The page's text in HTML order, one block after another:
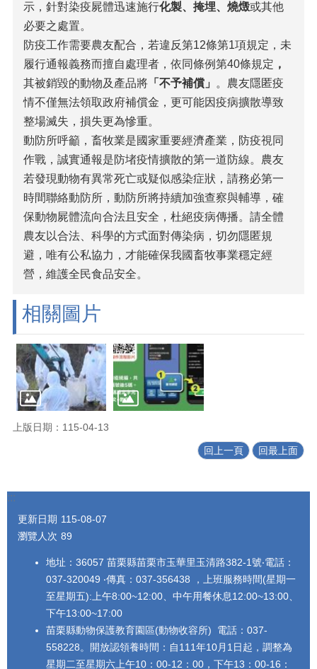
示，針對染疫屍體迅速施行化製、掩埋、燒燬或其他
必要之處置。
防疫工作需要農友配合，若違反第12條第1項規定，未
履行通報義務而擅自處理者，依同條例第40條規定 ，
其被銷毀的動物及產品將 「不予補償」
。農友隱匿疫
情不僅無法領取政府補償金，更可能因疫病擴散導致
整場滅失，損失更為慘重。
動防所呼籲，畜牧業是國家重要經濟產業，防疫視同
作戰，誠實通報是防堵疫情擴散的第一道防線。農友
若發現動物有異常死亡或疑似感染症狀，請務必第一
時間聯絡動防所，動防所將持續加強查察與輔導，確
保動物屍體流向合法且安全，杜絕疫病傳播。請全體
農友以合法、科學的方式面對傳染病，切勿隱匿規
避，唯有公私協力，才能確保我國畜牧事業穩定經
營，維護全民食品安全。
相關圖片
上版日期：115-04-13
回上一頁 回最上面
:::
更新日期 115-08-07
瀏覽人次 89
地址：36057 苗栗縣苗栗市玉華里玉清路382-1號‧電話：
037-320049 ‧傳真：037-356438 ，上班服務時間(星期一
至星期五):上午8:00~12:00、中午用餐休息12:00~13:00、
下午13:00~17:00
苗栗縣動物保護教育園區(動物收容所) 電話：037-
558228。開放認領養時間：自111年10月1日起，調整為
星期二至星期六上午10：00-12：00，下午13：00-16：